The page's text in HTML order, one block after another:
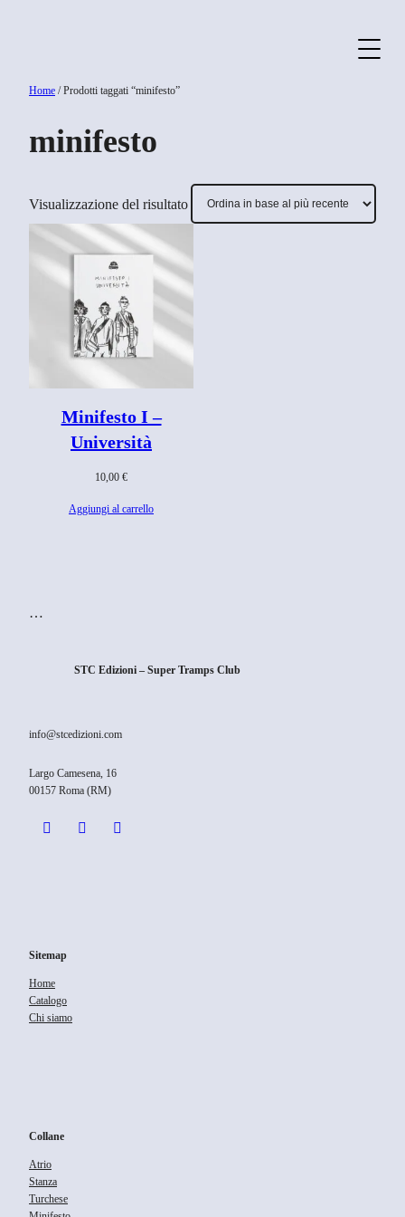
Home / Prodotti taggati “minifesto”
minifesto
Visualizzazione del risultato
Minifesto I –
Università
10,00 €
Aggiungi al carrello
…
STC Edizioni – Super Tramps Club
info@stcedizioni.com
Largo Camesena, 16
00157 Roma (RM)
Sitemap
Home
Catalogo
Chi siamo
Collane
Atrio
Stanza
Turchese